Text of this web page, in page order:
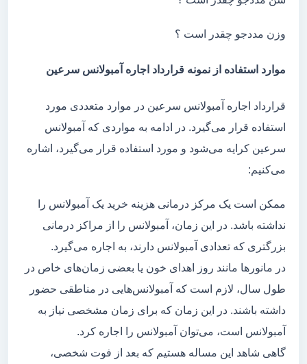
وزن مددجو چقدر است ؟
موارد استفاده از نمونه قرارداد اجاره آمبولانس سرعین
قرارداد اجاره آمبولانس سرعین در موارد متعددی مورد
استفاده قرار می‌گیرد. در ادامه به مواردی که آمبولانس
سرعین کرایه می‌شود و مورد استفاده قرار می‌گیرد، اشاره
می‌کنیم:
ممکن است یک مرکز درمانی هزینه خرید یک آمبولانس را
نداشته باشد. در این زمان، آمبولانس را از مراکز درمانی
بزرگتری که تعدادی آمبولانس دارند، به اجاره می‌گیرد.
در مانور‌ها مانند روز اهدای خون یا بعضی زمان‌های خاص در
طول سال، لازم است که آمبولانس‌هایی در مناطقی حضور
داشته باشند. در این زمان که برای زمان مشخصی نیاز به
آمبولانس است، می‌توان آمبولانس را اجاره کرد.
گاهی شاهد این مساله هستیم که بعد از فوت شخصی،